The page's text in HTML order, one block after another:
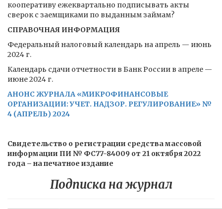
кооперативу ежеквартально подписывать акты
сверок с заемщиками по выданным займам?
СПРАВОЧНАЯ ИНФОРМАЦИЯ
Федеральный налоговый календарь на апрель — июнь
2024 г.
Календарь сдачи отчетности в Банк России в апреле —
июне 2024 г.
АНОНС ЖУРНАЛА «МИКРОФИНАНСОВЫЕ
ОРГАНИЗАЦИИ: УЧЕТ. НАДЗОР. РЕГУЛИРОВАНИЕ» №
4 (АПРЕЛЬ) 2024
Свидетельство о регистрации средства массовой
информации ПИ № ФС77-84009 от 21 октября 2022
года – на печатное издание
Подписка на журнал